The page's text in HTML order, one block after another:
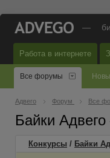
—
Работа в интернете
Все форумы
Адвего Форум Все
Байки
Конкурсы / Байки